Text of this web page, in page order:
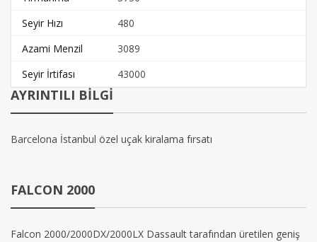
Seyir Hızı
480
Azami Menzil
3089
Seyir İrtifası
43000
AYRINTILI BİLGİ
Barcelona İstanbul özel uçak kiralama fırsatı
FALCON 2000
Falcon 2000/2000DX/2000LX Dassault tarafından üretilen geniş